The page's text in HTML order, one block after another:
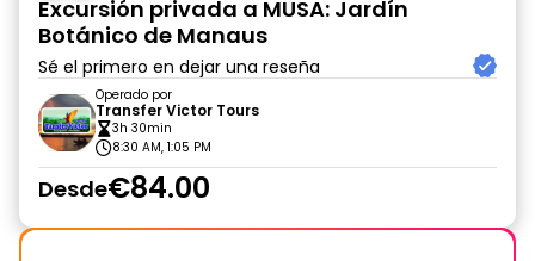
Excursión privada a MUSA: Jardín
Botánico de Manaus
Sé el primero en dejar una reseña
Operado por
Transfer Victor Tours
3h 30min
8:30 AM, 1:05 PM
Desde€84.00